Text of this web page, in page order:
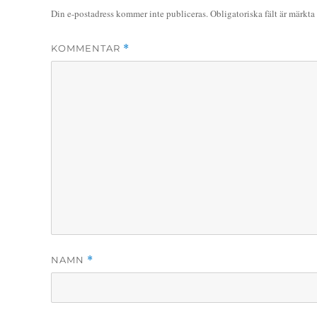
Din e-postadress kommer inte publiceras.Obligatoriska fält är märkta
KOMMENTAR *
NAMN *